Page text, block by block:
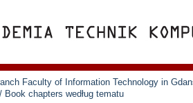
Faculty of Information Technology in
chapters według tematu